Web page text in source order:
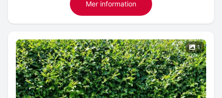
Mer information
1